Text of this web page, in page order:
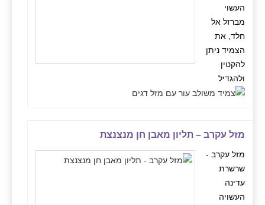
העשוי
מברזל אל
חלד, את
הצמיד ניתן
להקטין
ולהגדיל
מזל עקרב – תליון מאבן חן מנצנצת
מזל עקרב -
שרשרת
עדינה
העשויה